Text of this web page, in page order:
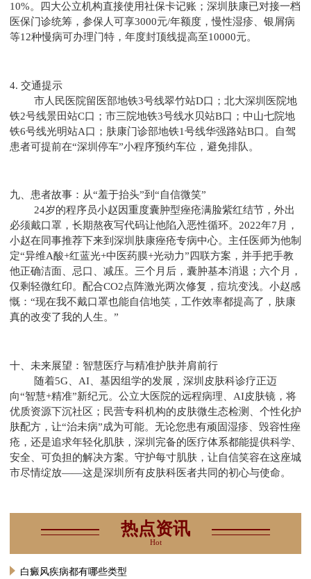
10%。四大公立机构直接使用社保卡记账；深圳肤康已对接一档
医保门诊统筹，参保人可享3000元/年额度，慢性湿疹、银屑病
等12种慢病可办理门特，年度封顶线提高至10000元。
4. 交通提示
市人民医院留医部地铁3号线翠竹站D口；北大深圳医院地
铁2号线景田站C口；市三院地铁3号线水贝站B口；中山七院地
铁6号线光明站A口；肤康门诊部地铁1号线华强路站B口。自驾
患者可提前在“深圳停车”小程序预约车位，避免排队。
九、患者故事：从“羞于抬头”到“自信微笑”
24岁的程序员小赵因重度囊肿型痤疮满脸紫红结节，外出
必须戴口罩，长期熬夜写代码让他陷入恶性循环。2022年7月，
小赵在同事推荐下来到深圳肤康痤疮专病中心。主任医师为他制
定“异维A酸+红蓝光+中医药膜+光动力”四联方案，并手把手教
他正确洁面、忌口、减压。三个月后，囊肿基本消退；六个月，
仅剩轻微红印。配合CO2点阵激光两次修复，痘坑变浅。小赵感
慨：“现在我不戴口罩也能自信地笑，工作效率都提高了，肤康
真的改变了我的人生。”
十、未来展望：智慧医疗与精准护肤并肩前行
随着5G、AI、基因组学的发展，深圳皮肤科诊疗正迈
向“智慧+精准”新纪元。公立大医院的远程病理、AI皮肤镜，将
优质资源下沉社区；民营专科机构的皮肤微生态检测、个性化护
肤配方，让“治未病”成为可能。无论您患有顽固湿疹、毁容性痤
疮，还是追求年轻化肌肤，深圳完备的医疗体系都能提供科学、
安全、可负担的解决方案。守护每寸肌肤，让自信笑容在这座城
市尽情绽放——这是深圳所有皮肤科医者共同的初心与使命。
热点资讯
Hot
白癜风疾病都有哪些类型